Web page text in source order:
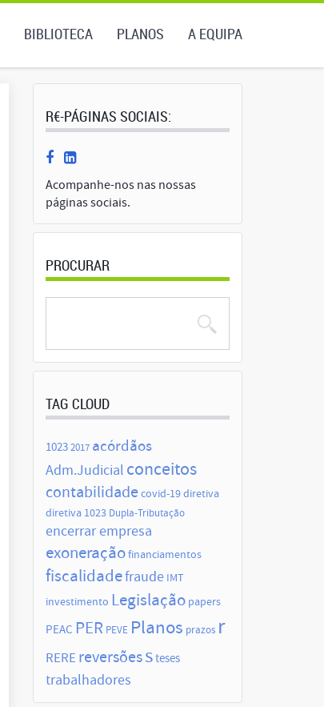
BIBLIOTECA PLANOS A EQUIPA
R€-PÁGINAS SOCIAIS:
Acompanhe-nos nas nossas
páginas sociais.
PROCURAR
TAG CLOUD
10232017 acórdãos
Adm.Judicial conceitos
contabilidade covid-19diretiva
diretiva 1023 Dupla-Tributação
encerrar empresa
exoneraçãofinanciamentos
fiscalidadefraude IMT
investimento Legislação papers
PEAC PER PEVE Planos prazos r
RERE reversõessteses
trabalhadores